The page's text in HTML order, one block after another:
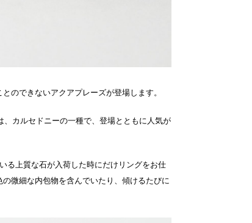
のできないアクアプレーズが登場します。
カルセドニーの一種で、登場とともに人気が
る上質な石が入荷した時にだけリングをお仕
微細な内包物を含んでいたり、傾けるたびに